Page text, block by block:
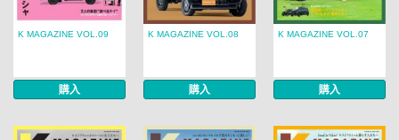
K MAGAZINE VOL.09
購入
K MAGAZINE VOL.08
購入
K MAGAZINE VOL.07
購入